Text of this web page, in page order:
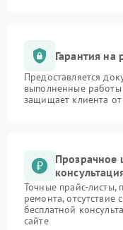
Гарантия на
Предоставляется
выполненные работы
защищает клиента
Прозрачное
Точные прайс-листы,
ремонта, отсутствие
бесплатной
сайте